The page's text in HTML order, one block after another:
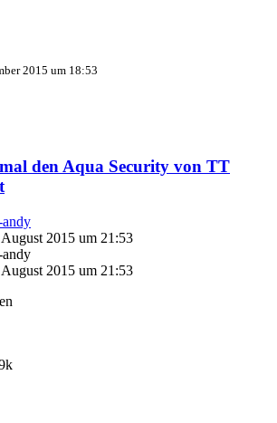
2015 um 18:53
den Aqua Security von TT
2015 um 21:53
2015 um 21:53